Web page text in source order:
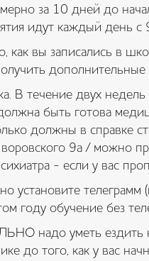
за 10 дней до
идут каждый день с
как вы записались в
дополнительные
В течение двух
быть готова
должны в справке
9а / можно
- если у вас
установите
году обучение без
надо уметь ездить
до того, как у вас